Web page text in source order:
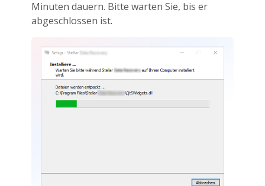
Minuten dauern. Bitte warten Sie, bis er
abgeschlossen ist.